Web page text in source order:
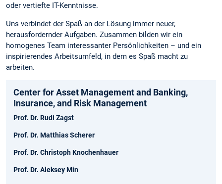
oder vertiefte IT-Kenntnisse.
Uns verbindet der Spaß an der Lösung immer neuer,
herausfordernder Aufgaben. Zusammen bilden wir ein
homogenes Team interessanter Persönlichkeiten – und ein
inspirierendes Arbeitsumfeld, in dem es Spaß macht zu
arbeiten.
Center for Asset Management and Banking,
Insurance, and Risk Management
Prof. Dr. Rudi Zagst
Prof. Dr. Matthias Scherer
Prof. Dr. Christoph Knochenhauer
Prof. Dr. Aleksey Min